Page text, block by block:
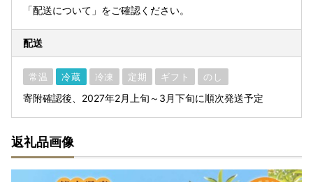
「配送について」をご確認ください。
配送
常温 冷蔵 冷凍 定期 ギフト のし
寄附確認後、2027年2月上旬～3月下旬に順次発送予定
返礼品画像